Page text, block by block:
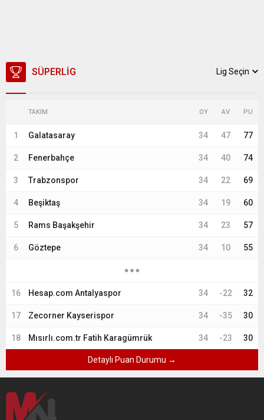
SÜPERLIG Lig Seçin
TAKIM OY AV PU
1 Galatasaray 34 47 77
2 Fenerbahçe 34 40 74
3 Trabzonspor 34 22 69
4 Beşiktaş 34 19 60
5 Rams Başakşehir 34 23 57
6 Göztepe 34 10 55
16 Hesap.com Antalyaspor 34 -22 32
17 Zecorner Kayserispor 34 -35 30
18 Mısırlı.com.tr Fatih Karagümrük 34 -23 30
Detaylı Puan Durumu →